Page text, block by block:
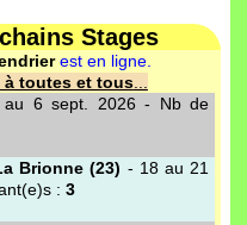
Stages
est en ligne.
toutes et tous...
6 sept. 2026 - Nb de
Brionne (23) - 18 au 21
: 3